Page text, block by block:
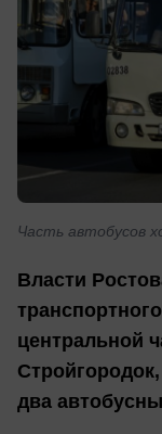
Часть автобусов
Власти
центральной
два